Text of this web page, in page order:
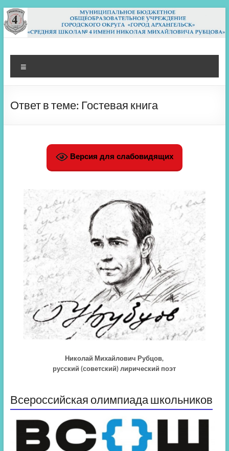
Перейти
к
содержимому
МБОУ СШ 4
Архангельск
Ответ в теме: Гостевая книга
Версия для слабовидящих
Николай Михайлович Рубцов,
русский (советский) лирический поэт
Всероссийская олимпиада школьников